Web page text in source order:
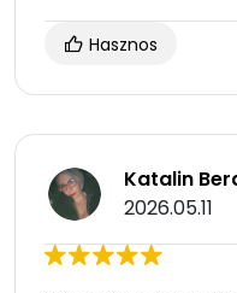
Hasznos
Katalin
2026.05.11